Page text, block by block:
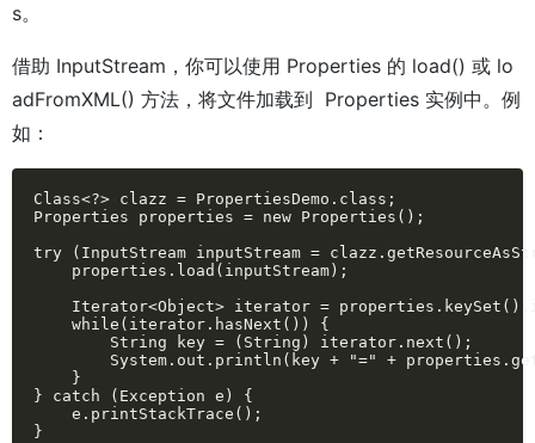
s。
借助 InputStream，你可以使用 Properties 的 load() 或 lo
adFromXML() 方法，将文件加载到 Properties 实例中。例
如：
Class<?> clazz = PropertiesDemo.class;
Properties properties = new Properties();
try (InputStream inputStream =
properties.load(inputStream);
Iterator<Object> iterator =
while(iterator.hasNext()) {
String key = (String) iterator.next();
System.out.println(key + "=" +
}
} catch (Exception e) {
e.printStackTrace();
}